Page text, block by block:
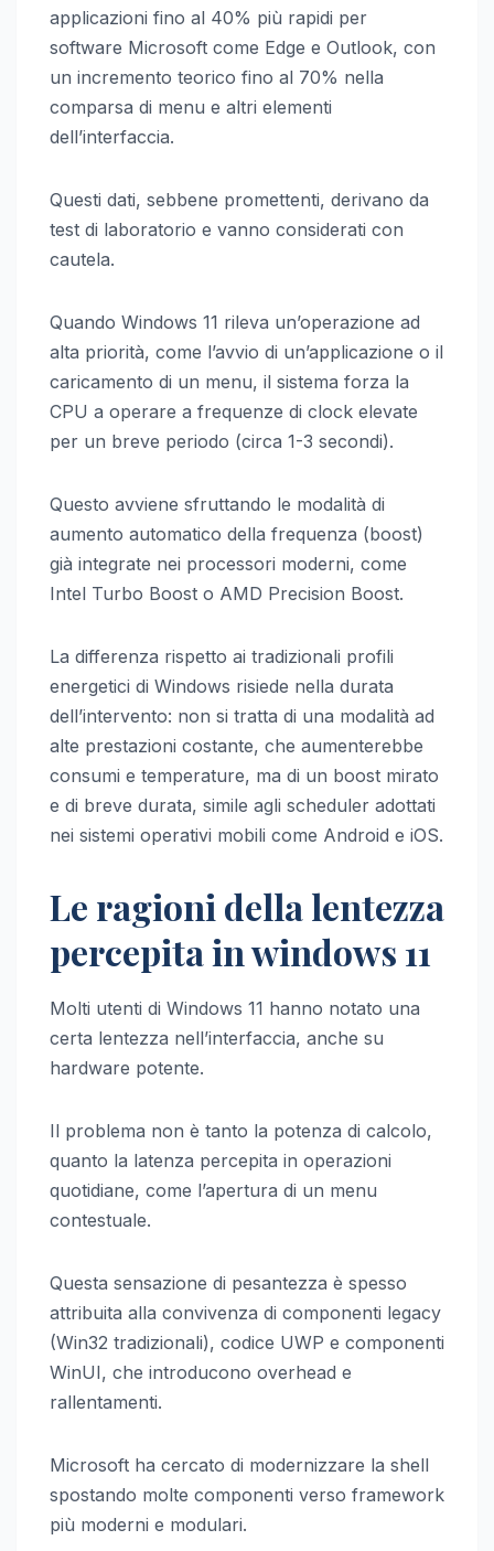
applicazioni fino al 40% più rapidi per
software Microsoft come Edge e Outlook, con
un incremento teorico fino al 70% nella
comparsa di menu e altri elementi
dell’interfaccia.
Questi dati, sebbene promettenti, derivano da
test di laboratorio e vanno considerati con
cautela.
Quando Windows 11 rileva un’operazione ad
alta priorità, come l’avvio di un’applicazione o il
caricamento di un menu, il sistema forza la
CPU a operare a frequenze di clock elevate
per un breve periodo (circa 1-3 secondi).
Questo avviene sfruttando le modalità di
aumento automatico della frequenza (boost)
già integrate nei processori moderni, come
Intel Turbo Boost o AMD Precision Boost.
La differenza rispetto ai tradizionali profili
energetici di Windows risiede nella durata
dell’intervento: non si tratta di una modalità ad
alte prestazioni costante, che aumenterebbe
consumi e temperature, ma di un boost mirato
e di breve durata, simile agli scheduler adottati
nei sistemi operativi mobili come Android e iOS.
Le ragioni della lentezza
percepita in windows 11
Molti utenti di Windows 11 hanno notato una
certa lentezza nell’interfaccia, anche su
hardware potente.
Il problema non è tanto la potenza di calcolo,
quanto la latenza percepita in operazioni
quotidiane, come l’apertura di un menu
contestuale.
Questa sensazione di pesantezza è spesso
attribuita alla convivenza di componenti legacy
(Win32 tradizionali), codice UWP e componenti
WinUI, che introducono overhead e
rallentamenti.
Microsoft ha cercato di modernizzare la shell
spostando molte componenti verso framework
più moderni e modulari.